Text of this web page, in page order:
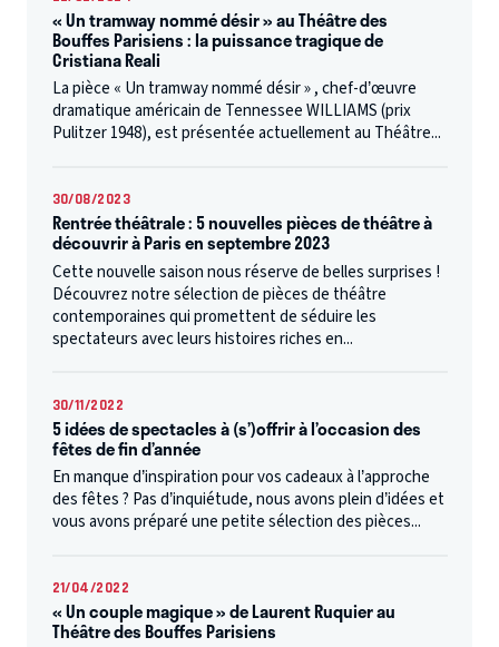
« Un tramway nommé désir » au Théâtre des
Bouffes Parisiens : la puissance tragique de
Cristiana Reali
La pièce « Un tramway nommé désir » , chef-d’œuvre
dramatique américain de Tennessee WILLIAMS (prix
Pulitzer 1948), est présentée actuellement au Théâtre...
30/08/2023
Rentrée théâtrale : 5 nouvelles pièces de théâtre à
découvrir à Paris en septembre 2023
Cette nouvelle saison nous réserve de belles surprises !
Découvrez notre sélection de pièces de théâtre
contemporaines qui promettent de séduire les
spectateurs avec leurs histoires riches en...
30/11/2022
5 idées de spectacles à (s’)offrir à l’occasion des
fêtes de fin d’année
En manque d’inspiration pour vos cadeaux à l’approche
des fêtes ? Pas d’inquiétude, nous avons plein d’idées et
vous avons préparé une petite sélection des pièces...
21/04/2022
« Un couple magique » de Laurent Ruquier au
Théâtre des Bouffes Parisiens